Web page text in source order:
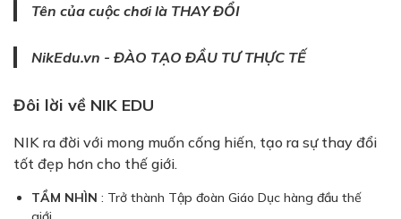
Tên của cuộc chơi là THAY ĐỔI
NikEdu.vn - ĐÀO TẠO ĐẦU TƯ THỰC TẾ
Đôi lời về NIK EDU
NIK ra đời với mong muốn cống hiến, tạo ra sự thay đổi
tốt đẹp hơn cho thế giới.
TẦM NHÌN : Trở thành Tập đoàn Giáo Dục hàng đầu thế